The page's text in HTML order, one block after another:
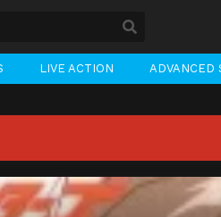
LIVE ACTION ADVANCED